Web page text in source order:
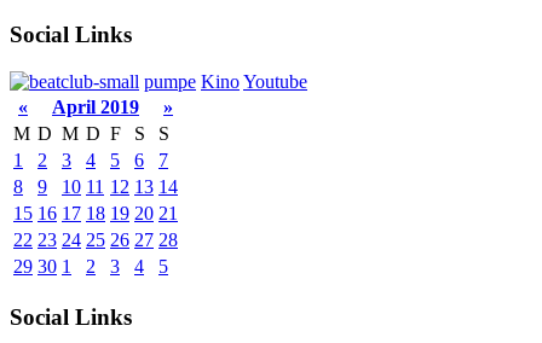
Social Links
pumpe KinoYoutube
«
April 2019
»
M D M D F S
S
1
2 3 4 5 6
7
8
9 10 11 12 13 14
15 16 17 18 19 20 21
22 23 24 25 26 27 28
29 30 1 2 3 4 5
Social Links